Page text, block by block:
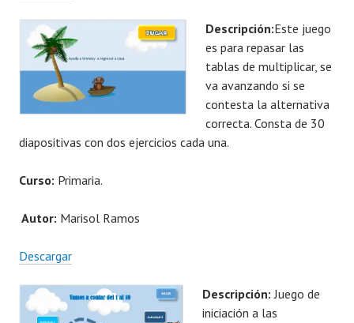
Descripción:Este juego
es para repasar las
tablas de multiplicar, se
va avanzando si se
contesta la alternativa
correcta. Consta de 30
diapositivas con dos ejercicios cada una.
Curso: Primaria.
Autor: Marisol Ramos
Descargar
Descripción:Juego de
iniciación a las